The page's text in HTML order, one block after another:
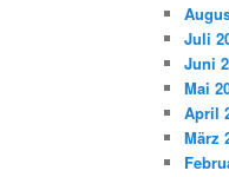
Juli
Juni
Mai
April
März